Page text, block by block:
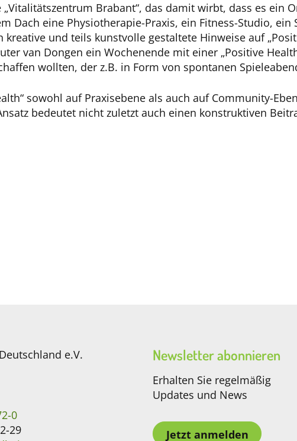
Brabant“, das damit wirbt, dass es ein
Dach eine Physiotherapie-Praxis, ein Fitness-Studio,
und teils kunstvolle gestaltete Hinweise auf
van Dongen ein Wochenende mit einer „Positive
wollten, der z.B. in Form von spontanen
sowohl auf Praxisebene als auch auf Community-
bedeutet nicht zuletzt auch einen konstruktiven
e.V.
0
29
Newsletter abonnieren
Erhalten Sie regelmäßig
Updates und News
Jetzt anmelden